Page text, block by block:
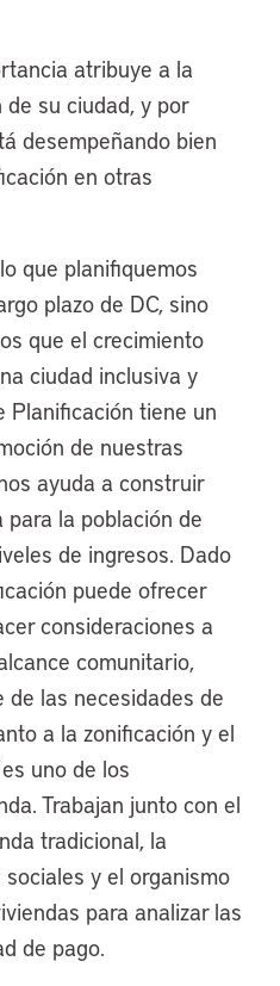
atribuye a la
su ciudad, y por
desempeñando bien
en otras
que planifiquemos
plazo de DC, sino
que el crecimiento
ciudad inclusiva y
Planificación tiene un
de nuestras
ayuda a construir
la población de
de ingresos. Dado
puede ofrecer
consideraciones a
comunitario,
las necesidades de
a la zonificación y el
uno de los
Trabajan junto con el
tradicional, la
y el organismo
para analizar las
de pago.